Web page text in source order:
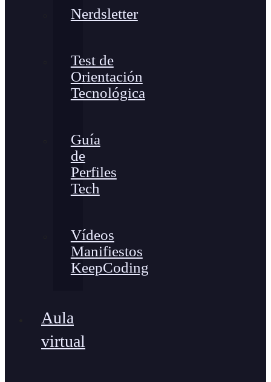
Nerdsletter
Test de
Orientación
Tecnológica
Guía
de
Perfiles
Tech
Vídeos
Manifiestos
KeepCoding
Aula
virtual